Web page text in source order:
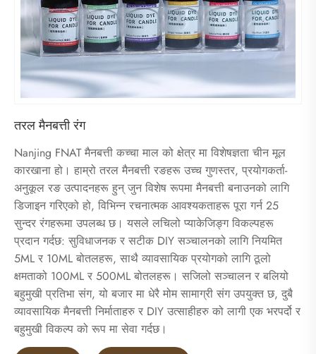
तरल मैनबत्ती रंग
Nanjing FNAT मैनबत्ती कच्चा माल को क्षेत्र मा विशेषज्ञता चीन मूल
कारखाना हो। हाम्रो तरल मैनबत्ती रङहरू उच्च गुणस्तर, प्रयोगकर्ता-
अनुकूल रङ उत्पादनहरू हुन् जुन विशेष रूपमा मैनबत्ती बनाउनको लागि
डिजाइन गरिएको हो, विभिन्न रचनात्मक आवश्यकताहरू पूरा गर्न 25
सुन्दर रंगहरूमा उपलब्ध छ। यसले लचिलो प्याकेजिङ्ग विकल्पहरू
प्रदान गर्दछ: सुविधाजनक र सटीक DIY सञ्चालनको लागि नियमित
5ML र 10ML बोतलहरू, साथै व्यावसायिक प्रयोगको लागि ठूलो
क्षमताको 100ML र 500ML बोतलहरू। सजिलो सञ्चालन र बलियो
बहुमुखी प्रतिभा संग, यो बजार मा धेरै मोम सामाग्री संग उपयुक्त छ, दुबै
व्यावसायिक मैनबत्ती निर्माताहरु र DIY उत्साहीहरु को लागी एक भरपर्दो र
बहुमुखी विकल्प को रूप मा सेवा गर्दछ।